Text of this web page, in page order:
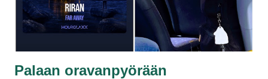
Palaan oravanpyörään